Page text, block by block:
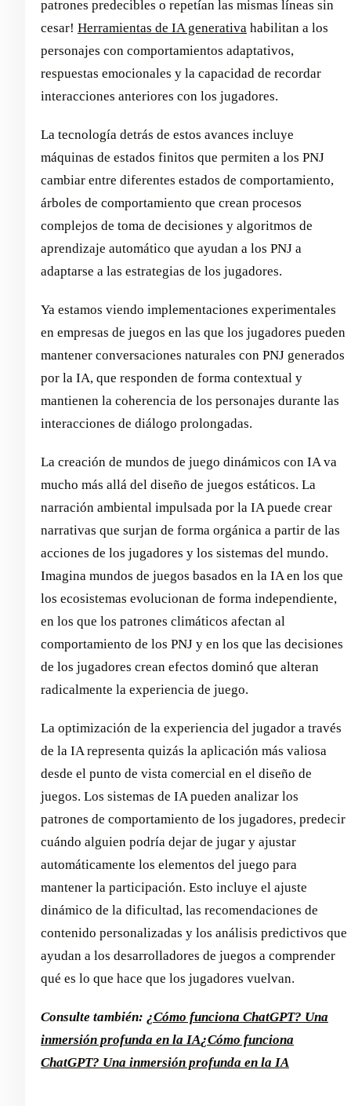
patrones predecibles o repetían las mismas líneas sin
cesar! Herramientas de IA generativa habilitan a los
personajes con comportamientos adaptativos,
respuestas emocionales y la capacidad de recordar
interacciones anteriores con los jugadores.
La tecnología detrás de estos avances incluye
máquinas de estados finitos que permiten a los PNJ
cambiar entre diferentes estados de comportamiento,
árboles de comportamiento que crean procesos
complejos de toma de decisiones y algoritmos de
aprendizaje automático que ayudan a los PNJ a
adaptarse a las estrategias de los jugadores.
Ya estamos viendo implementaciones experimentales
en empresas de juegos en las que los jugadores pueden
mantener conversaciones naturales con PNJ generados
por la IA, que responden de forma contextual y
mantienen la coherencia de los personajes durante las
interacciones de diálogo prolongadas.
La creación de mundos de juego dinámicos con IA va
mucho más allá del diseño de juegos estáticos. La
narración ambiental impulsada por la IA puede crear
narrativas que surjan de forma orgánica a partir de las
acciones de los jugadores y los sistemas del mundo.
Imagina mundos de juegos basados en la IA en los que
los ecosistemas evolucionan de forma independiente,
en los que los patrones climáticos afectan al
comportamiento de los PNJ y en los que las decisiones
de los jugadores crean efectos dominó que alteran
radicalmente la experiencia de juego.
La optimización de la experiencia del jugador a través
de la IA representa quizás la aplicación más valiosa
desde el punto de vista comercial en el diseño de
juegos. Los sistemas de IA pueden analizar los
patrones de comportamiento de los jugadores, predecir
cuándo alguien podría dejar de jugar y ajustar
automáticamente los elementos del juego para
mantener la participación. Esto incluye el ajuste
dinámico de la dificultad, las recomendaciones de
contenido personalizadas y los análisis predictivos que
ayudan a los desarrolladores de juegos a comprender
qué es lo que hace que los jugadores vuelvan.
Consulte también: ¿Cómo funciona ChatGPT? Una
inmersión profunda en la IA¿Cómo funciona
ChatGPT? Una inmersión profunda en la IA